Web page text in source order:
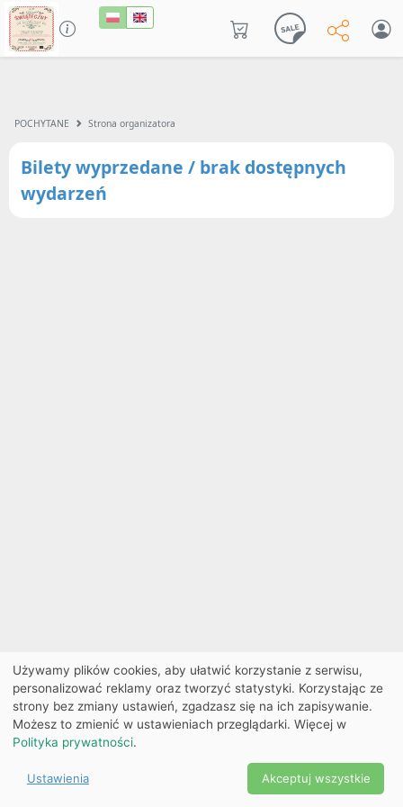
POCHYTANE Strona organizatora
Bilety wyprzedane / brak dostępnych
wydarzeń
Ekobilet2026 |
Ustawienia
cookies
2026
Używamy plików cookies, aby ułatwić korzystanie z serwisu,
personalizować reklamy oraz tworzyć statystyki. Korzystając ze
strony bez zmiany ustawień, zgadzasz się na ich zapisywanie.
Możesz to zmienić w ustawieniach przeglądarki. Więcej w
Polityka prywatności.
Ustawienia Akceptuj wszystkie